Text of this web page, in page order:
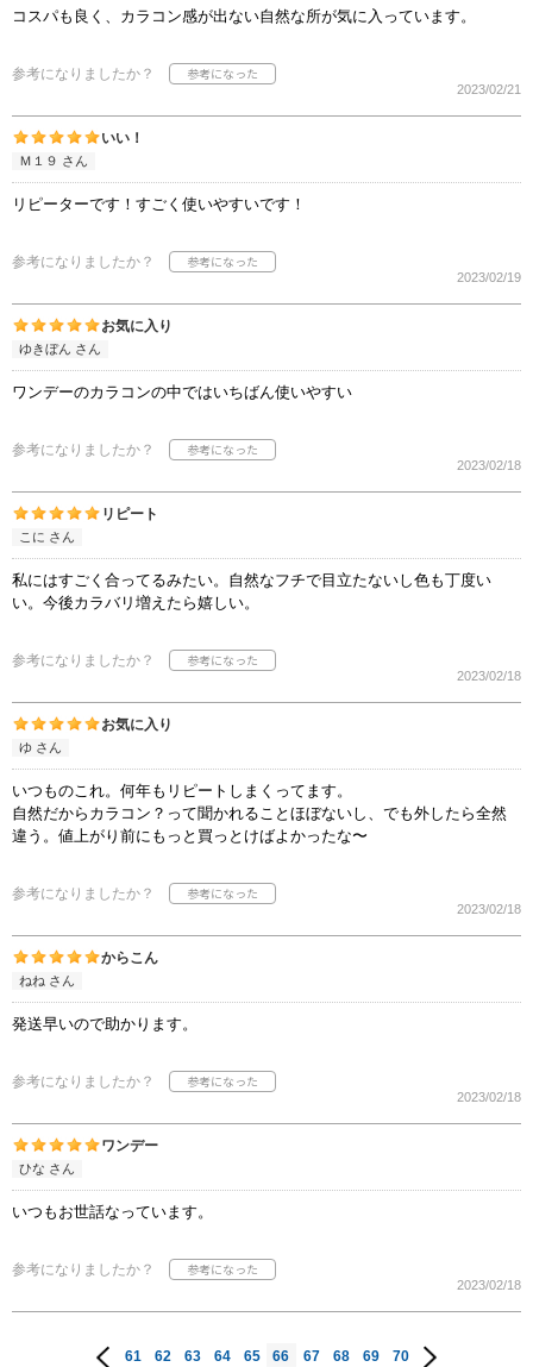
コスパも良く、カラコン感が出ない自然な所が気に入っています。
参考になりましたか？
2023/02/21
いい！
Ｍ１９ さん
リピーターです！すごく使いやすいです！
参考になりましたか？
2023/02/19
お気に入り
ゆきぼん さん
ワンデーのカラコンの中ではいちばん使いやすい
参考になりましたか？
2023/02/18
リピート
こに さん
私にはすごく合ってるみたい。自然なフチで目立たないし色も丁度い
い。今後カラバリ増えたら嬉しい。
参考になりましたか？
2023/02/18
お気に入り
ゆ さん
いつものこれ。何年もリピートしまくってます。
自然だからカラコン？って聞かれることほぼないし、でも外したら全然
違う。値上がり前にもっと買っとけばよかったな〜
参考になりましたか？
2023/02/18
からこん
ねね さん
発送早いので助かります。
参考になりましたか？
2023/02/18
ワンデー
ひな さん
いつもお世話なっています。
参考になりましたか？
2023/02/18
61 62 63 64 65 66 67 68 69 70